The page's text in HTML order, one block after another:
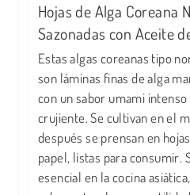
Hojas de Alga Coreana
Sazonadas con Aceite
Estas algas coreanas tipo
son láminas finas de alga
con un sabor umami
crujiente. Se cultivan en el
después se prensan en
papel, listas para consumir.
esencial en la cocina